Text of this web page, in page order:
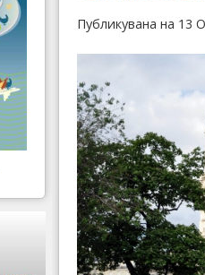
Публикувана на 13